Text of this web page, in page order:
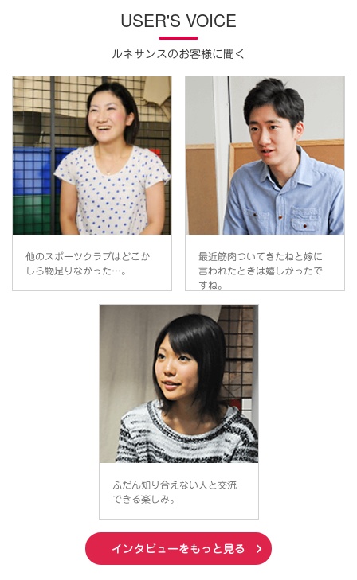
USER'S VOICE
ルネサンスのお客様に聞く
他のスポーツクラブはどこか
しら物足りなかった…。
最近筋肉ついてきたねと嫁に
言われたときは嬉しかったで
すね。
ふだん知り合えない人と交流
できる楽しみ。
インタビューをもっと見る